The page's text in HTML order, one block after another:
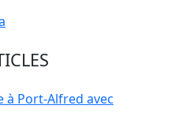
à Port-Alfred avec